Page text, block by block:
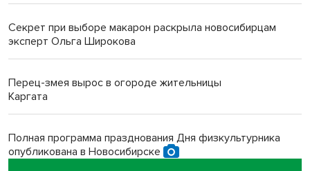
Секрет при выборе макарон раскрыла новосибирцам
эксперт Ольга Широкова
Перец-змея вырос в огороде жительницы
Каргата
Полная программа празднования Дня физкультурника
опубликована в Новосибирске